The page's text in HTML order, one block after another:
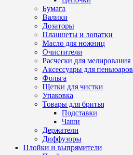
Бумага
Валики
Дозаторы
Планшеты и лопатки
Масло для ножниц
Очистители
Расчески для мелирования
Аксессуары для пеньюаров
Фольга
Щетки для чистки
Упаковка
Товары для бритья
Подставки
Чаши
Держатели
Диффузоры
Плойки и выпрямители